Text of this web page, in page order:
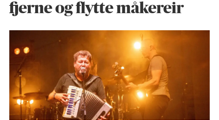
fjerne og flytte måkereir